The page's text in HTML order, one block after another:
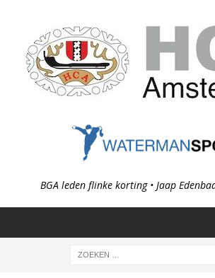
BGA leden flinke korting • Jaap